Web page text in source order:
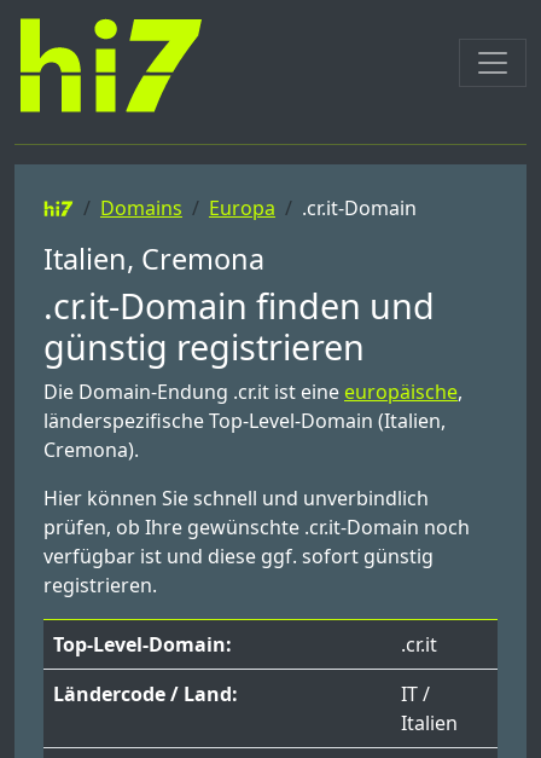
Domains Europa .cr.it-Domain
Italien, Cremona
.cr.it-Domain finden und
günstig registrieren
Die Domain-Endung .cr.it ist eine europäische,
länderspezifische Top-Level-Domain (Italien,
Cremona).
Hier können Sie schnell und unverbindlich
prüfen, ob Ihre gewünschte .cr.it-Domain noch
verfügbar ist und diese ggf. sofort günstig
registrieren.
Top-Level-Domain:
.cr.it
Ländercode / Land:
IT /
Italien